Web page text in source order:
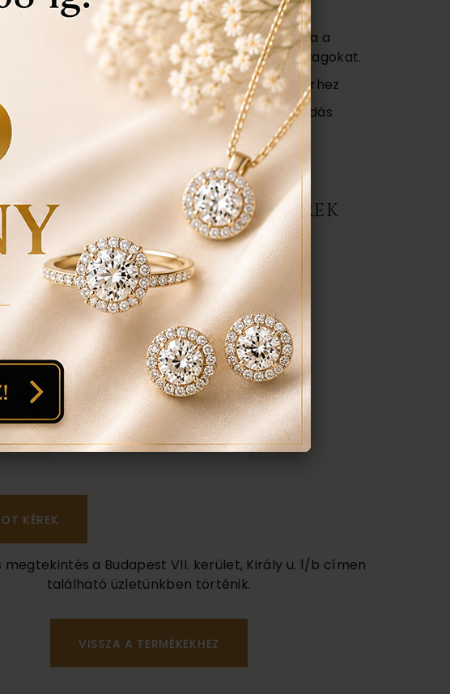
méret állítás
bizonylat avagy (Certificate) mely tartalmazza a
kövek minőségét az ékszerben található anyagokat.
doboz és ajándék tartó táska minden ékszerhez
ingyenes ellenőrzés, rejtett károsodás
, mozgó kő, repedés a gyűrűn stb. Az általunk
hibákat ingyenesen javítjuk.
A TERMÉK, AJÁNLATOT KÉREK
1
anyaga:
14 karátos
színe:
mint a képen
méret:
nem tudom
megtekintés a Budapest VII. kerület, Király u. 1/b címen
található üzletünkben történik.
VISSZA A TERMÉKEKHEZ